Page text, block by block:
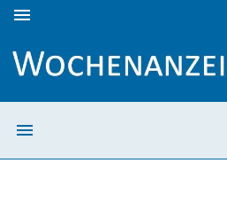
menu
menu